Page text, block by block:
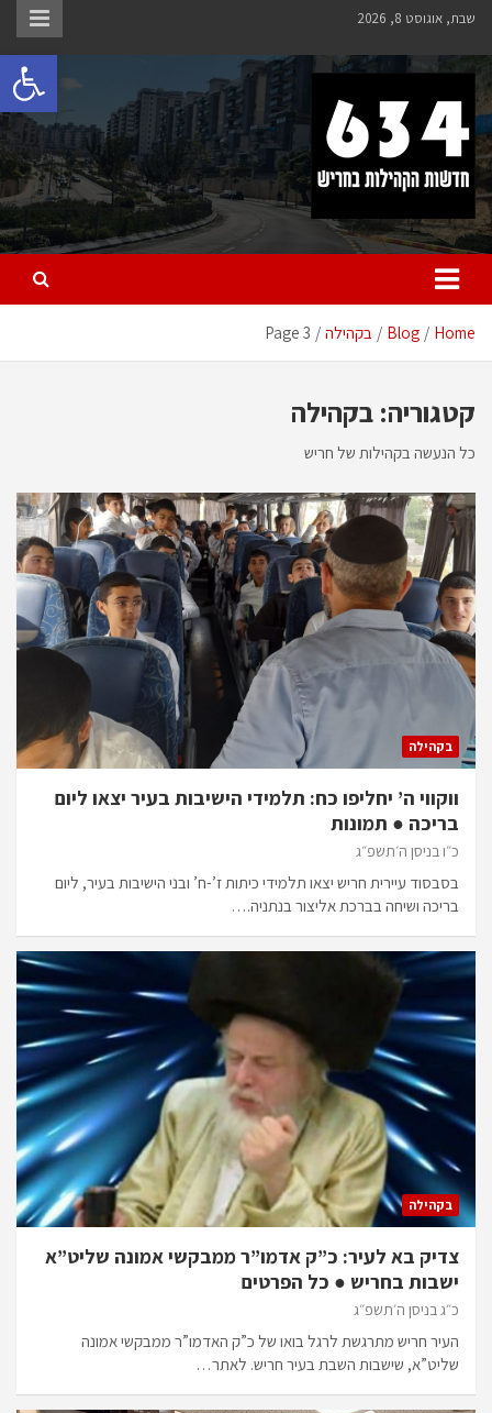
Skip
content
שבת, אוגוסט 8, 2026
חריש 634
חדשות הקהילות בחריש
Home
Blog בקהילה Page 3
קטגוריה: בקהילה
כל הנעשה בקהילות של חריש
בקהילה
ווקווי ה’ יחליפו כח: תלמידי הישיבות בעיר יצאו ליום
בריכה ● תמונות
כ״ו בניסן ה׳תשפ״ג
בסבסוד עיירית חריש יצאו תלמידי כיתות ז’-ח’ ובני הישיבות בעיר, ליום
בריכה ושיחה בברכת אליצור בנתניה.…
בקהילה
צדיק בא לעיר: כ”ק אדמו”ר ממבקשי אמונה שליט”א
ישבות בחריש ● כל הפרטים
כ״ג בניסן ה׳תשפ״ג
העיר חריש מתרגשת לרגל בואו של כ”ק האדמו”ר ממבקשי אמונה
שליט”א, שישבות השבת בעיר חריש. לאתר…